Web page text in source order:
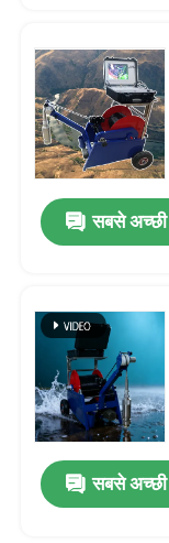
बोरहोल ड्रिलिंग
भूकंपीय जियोफोन
भूकंपीय केबल
सबसे
सबसे